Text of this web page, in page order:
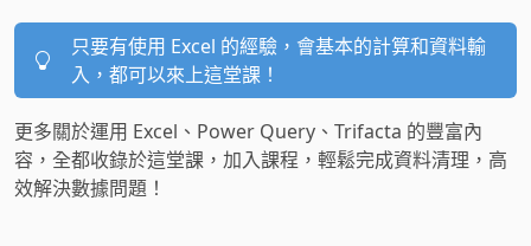
只要有使用 Excel 的經驗，會基本的計算和資料輸
入，都可以來上這堂課！
更多關於運用 Excel、Power Query、Trifacta 的豐富內
容，全都收錄於這堂課，加入課程，輕鬆完成資料清理，高
效解決數據問題！